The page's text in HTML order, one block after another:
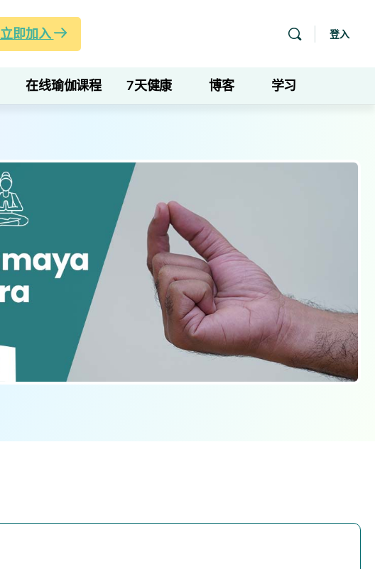
立即加入 登入
在线瑜伽课程 7天健康 博客 学习